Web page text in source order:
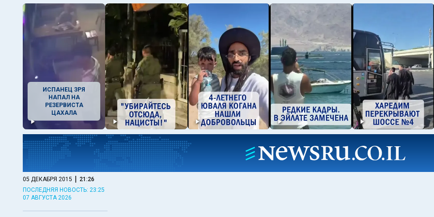
ИСПАНЕЦ ЗРЯ
НАПАЛ НА
РЕЗЕРВИСТА
ЦАХАЛА
05 ДЕКАБРЯ 2015 | 21:26
ПОСЛЕДНЯЯ НОВОСТЬ: 23:25
07 АВГУСТА 2026